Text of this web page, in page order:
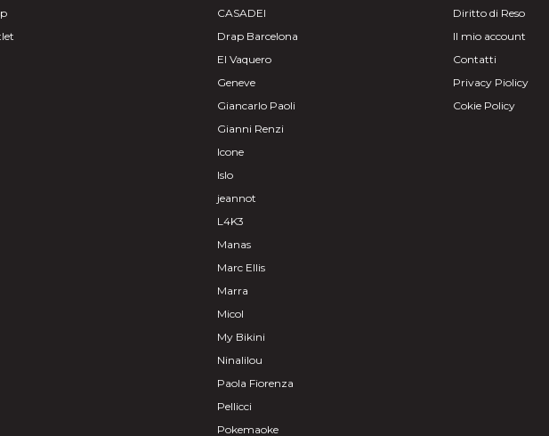
CASADEI
Drap Barcelona
El Vaquero
Geneve
Giancarlo Paoli
Gianni Renzi
Icone
Islo
jeannot
L4K3
Manas
Marc Ellis
Marra
Micol
My Bikini
Ninalilou
Paola Fiorenza
Pellicci
Pokemaoke
Diritto di Reso
Il mio account
Contatti
Privacy Piolicy
Cokie Policy